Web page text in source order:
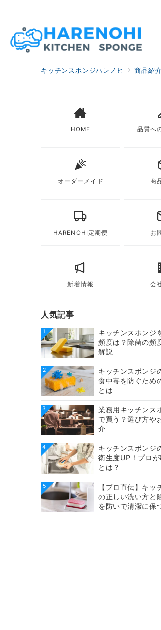
キッチンスポンジハレノヒ 商品紹
HOME 品質へ
オーダーメイド 商
HARENOHI定期便 お
新着情報 会
人気記事
1
キッチンスポンジ
頻度は？除菌の頻
解説
2
キッチンスポンジ
食中毒を防ぐため
とは
3
業務用キッチンス
で買う？選び方や
介
4
キッチンスポンジ
衛生度UP！プロ
とは？
5
【プロ直伝】キッ
の正しい洗い方と
を防いで清潔に保